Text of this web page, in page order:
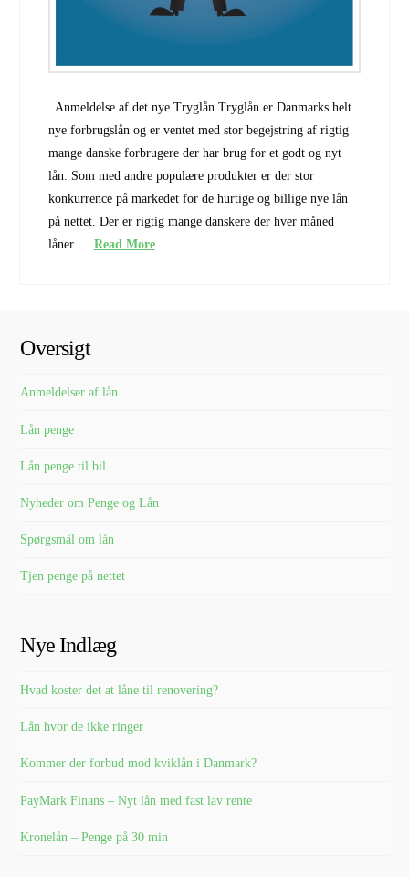
Anmeldelse af det nye Tryglån Tryglån er Danmarks helt
nye forbrugslån og er ventet med stor begejstring af rigtig
mange danske forbrugere der har brug for et godt og nyt
lån. Som med andre populære produkter er der stor
konkurrence på markedet for de hurtige og billige nye lån
på nettet. Der er rigtig mange danskere der hver måned
låner … Read More
Oversigt
Anmeldelser af lån
Lån penge
Lån penge til bil
Nyheder om Penge og Lån
Spørgsmål om lån
Tjen penge på nettet
Nye Indlæg
Hvad koster det at låne til renovering?
Lån hvor de ikke ringer
Kommer der forbud mod kviklån i Danmark?
PayMark Finans – Nyt lån med fast lav rente
Kronelån – Penge på 30 min